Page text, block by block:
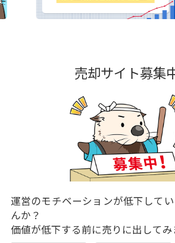
売却サイト募集
運営のモチベーションが低下して
んか？
価値が低下する前に売りに出してみ